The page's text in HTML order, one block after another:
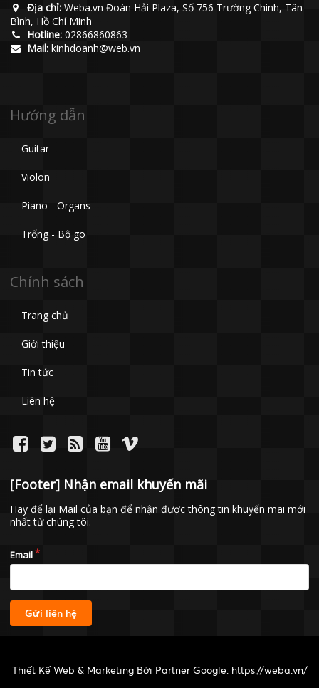
Địa chỉ:Weba.vn Đoàn Hải Plaza, Số 756 Trường Chinh, Tân
Bình, Hồ Chí Minh
Hotline: 02866860863
Mail: kinhdoanh@web.vn
Hướng dẫn
Guitar
Violon
Piano - Organs
Trống - Bộ gõ
Chính sách
Trang chủ
Giới thiệu
Tin tức
Liên hệ
[Footer] Nhận email khuyến mãi
Hãy để lại Mail của bạn để nhận được thông tin khuyến mãi mới
nhất từ chúng tôi.
Email
Gửi liên hệ
Thiết Kế Web & Marketing Bởi Partner Google: https://weba.vn/